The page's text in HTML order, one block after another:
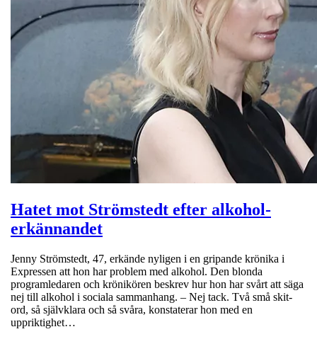
Hatet mot Strömstedt efter alkohol-
erkännandet
Jenny Strömstedt, 47, erkände nyligen i en gripande krönika i
Expressen att hon har problem med alkohol. Den blonda
programledaren och krönikören beskrev hur hon har svårt att säga
nej till alkohol i sociala sammanhang. – Nej tack. Två små skit-
ord, så självklara och så svåra, konstaterar hon med en
uppriktighet…